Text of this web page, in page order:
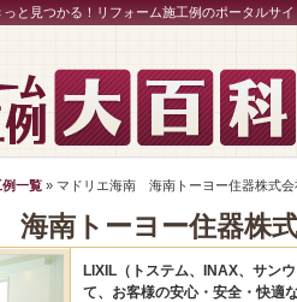
と見つかる！リフォーム施工例のポータルサイ
例一覧 » マドリエ海南 海南トーヨー住器株式会
南トーヨー住器株
LIXIL（トステム、INAX、サン
て、お客様の安心・安全・快適